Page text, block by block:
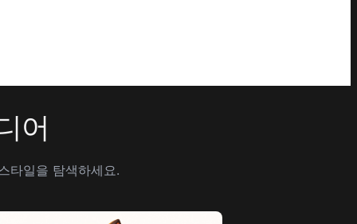
어
타일을 탐색하세요.